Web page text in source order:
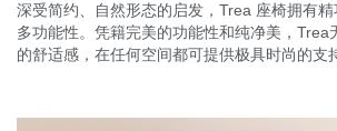
深受简约、自然形态的启发，Trea 座椅拥有
多功能性。凭籍完美的功能性和纯净美，Trea
的舒适感，在任何空间都可提供极具时尚的支